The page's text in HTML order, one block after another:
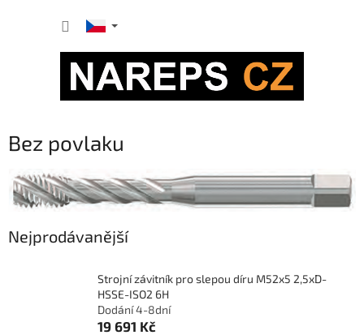
Bez povlaku
Nejprodávanější
Strojní závitník pro slepou díru M52x5 2,5xD-
HSSE-ISO2 6H
Dodání 4-8dní
19 691 Kč